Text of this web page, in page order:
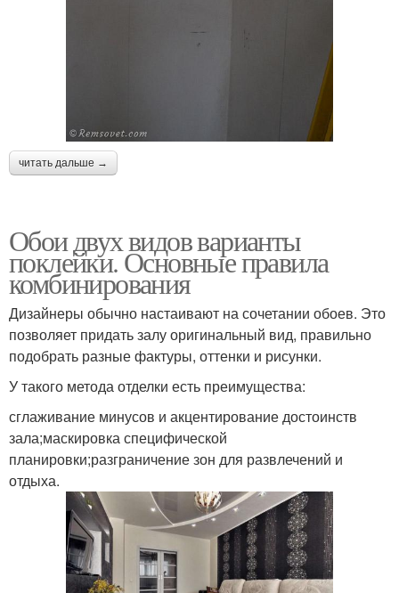
читать дальше →
Обои двух видов варианты
поклейки. Основные правила
комбинирования
Дизайнеры обычно настаивают на сочетании обоев. Это
позволяет придать залу оригинальный вид, правильно
подобрать разные фактуры, оттенки и рисунки.
У такого метода отделки есть преимущества:
сглаживание минусов и акцентирование достоинств
зала;маскировка специфической
планировки;разграничение зон для развлечений и
отдыха.